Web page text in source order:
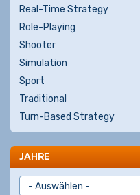
Real-Time Strategy
Role-Playing
Shooter
Simulation
Sport
Traditional
Turn-Based Strategy
JAHRE